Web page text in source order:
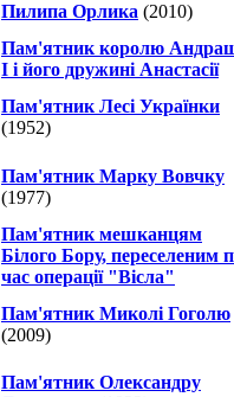
Пилипа Орлика (2010)
Пам'ятник королю
І і його дружині Анастасії
Пам'ятник Лесі Українки
(1952)
Пам'ятник Марку Вовчку
(1977)
Пам'ятник мешканцям
Білого Бору, переселеним
час операції "Вісла"
Пам'ятник Миколі Гоголю
(2009)
Пам'ятник Олександру